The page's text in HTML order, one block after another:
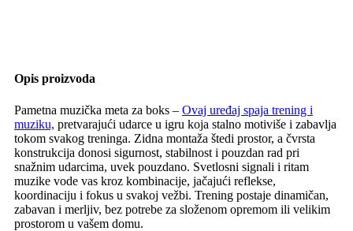
Opis proizvoda
Pametna muzička meta za boks – Ovaj uređaj spaja trening i
muziku, pretvarajući udarce u igru koja stalno motiviše i zabavlja
tokom svakog treninga. Zidna montaža štedi prostor, a čvrsta
konstrukcija donosi sigurnost, stabilnost i pouzdan rad pri
snažnim udarcima, uvek pouzdano. Svetlosni signali i ritam
muzike vode vas kroz kombinacije, jačajući reflekse,
koordinaciju i fokus u svakoj vežbi. Trening postaje dinamičan,
zabavan i merljiv, bez potrebe za složenom opremom ili velikim
prostorom u vašem domu.